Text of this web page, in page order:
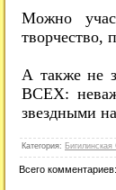
Можно
творчество,
А также не
ВСЕХ:
звездными
Категория:
Всего комментариев: